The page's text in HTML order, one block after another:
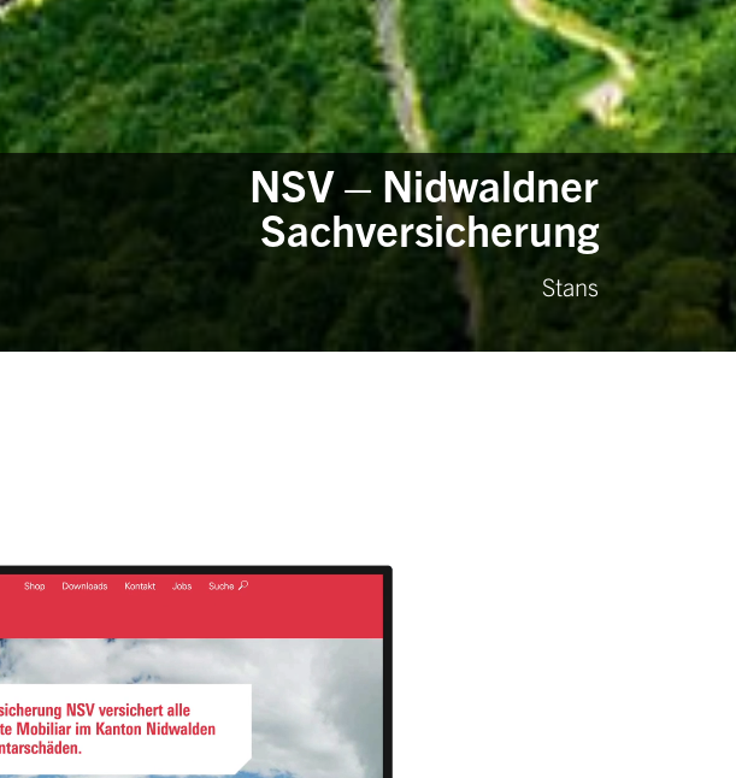
NSV – Nidwaldner
Sachversicherung
Stans